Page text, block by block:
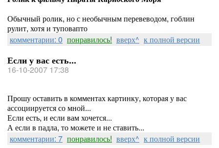
Обычный ролик, но с необычным перевеводом, гоблин
рулит, хотя и туповапто
комментарии: 0 понравилось! вверх^ к полной версии
Если у вас есть...
16-10-2007 17:38
Прошу оставить в комментах картинку, которая у вас
ассоциируется со мной...
Если есть, и если вам хочется...
А если в падла, то можете и не ставить...
комментарии: 7 понравилось! вверх^ к полной версии